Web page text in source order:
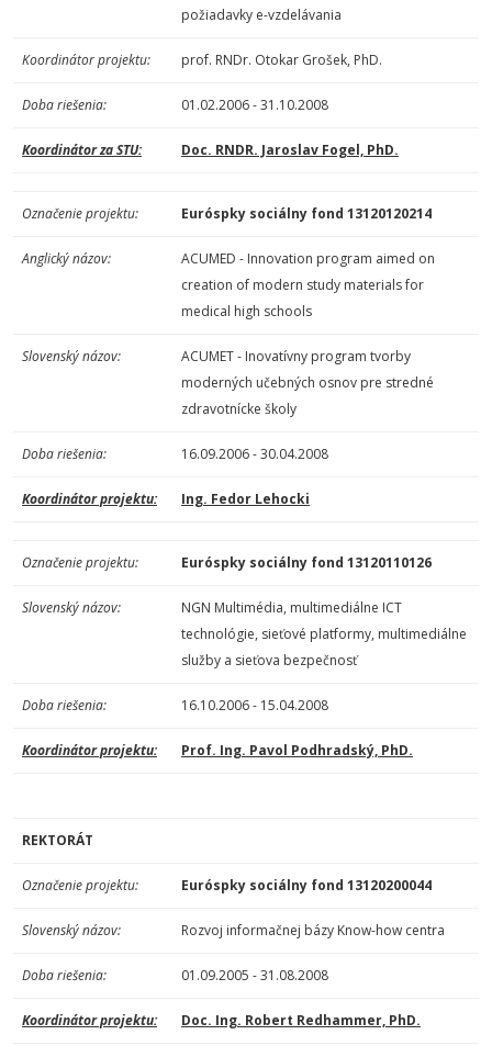
požiadavky e-vzdelávania
Koordinátor projektu: prof. RNDr. Otokar Grošek, PhD.
Doba riešenia: 01.02.2006 - 31.10.2008
Koordinátor za STU: Doc. RNDR. Jaroslav Fogel, PhD.
Označenie projektu: Euróspky sociálny fond 13120120214
Anglický názov:
ACUMED - Innovation program aimed on
creation of modern study materials for
medical high schools
Slovenský názov:
ACUMET - Inovatívny program tvorby
moderných učebných osnov pre stredné
zdravotnícke školy
Doba riešenia: 16.09.2006 - 30.04.2008
Koordinátor projektu: Ing. Fedor Lehocki
Označenie projektu: Euróspky sociálny fond 13120110126
Slovenský názov:
NGN Multimédia, multimediálne ICT
technológie, sieťové platformy, multimediálne
služby a sieťova bezpečnosť
Doba riešenia: 16.10.2006 - 15.04.2008
Koordinátor projektu: Prof. Ing. Pavol Podhradský, PhD.
REKTORÁT
Označenie projektu: Euróspky sociálny fond 13120200044
Slovenský názov: Rozvoj informačnej bázy Know-how centra
Doba riešenia: 01.09.2005 - 31.08.2008
Koordinátor projektu: Doc. Ing. Robert Redhammer, PhD.